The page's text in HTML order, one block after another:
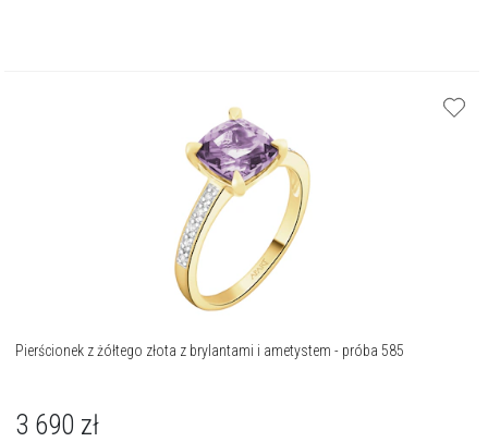
Pierścionek z żółtego złota z brylantami i ametystem - próba 585
3 690 zł